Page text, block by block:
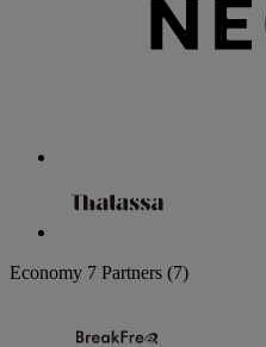
Economy 7 Partners (7)